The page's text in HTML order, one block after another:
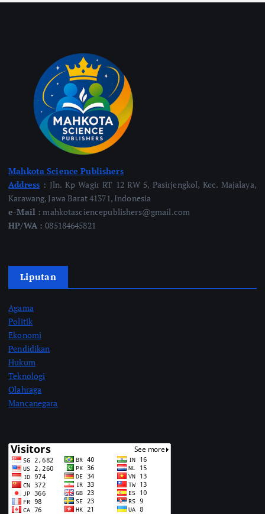
Mahkota Science Publishers
Address : Jln. Kp Wagir RT 12 RW 5, Pasirjengkol, Kec. Majalaya,
Karawang, Jawa Barat 41371, Indonesia
e-Mail : mahkotasciencepublishers@gmail.com
HP/WA :085184645821
Liputan
Agama
Politik
Ekonomi
Pendidikan
Hukum
Teknologi
Olahraga
Mancanegara